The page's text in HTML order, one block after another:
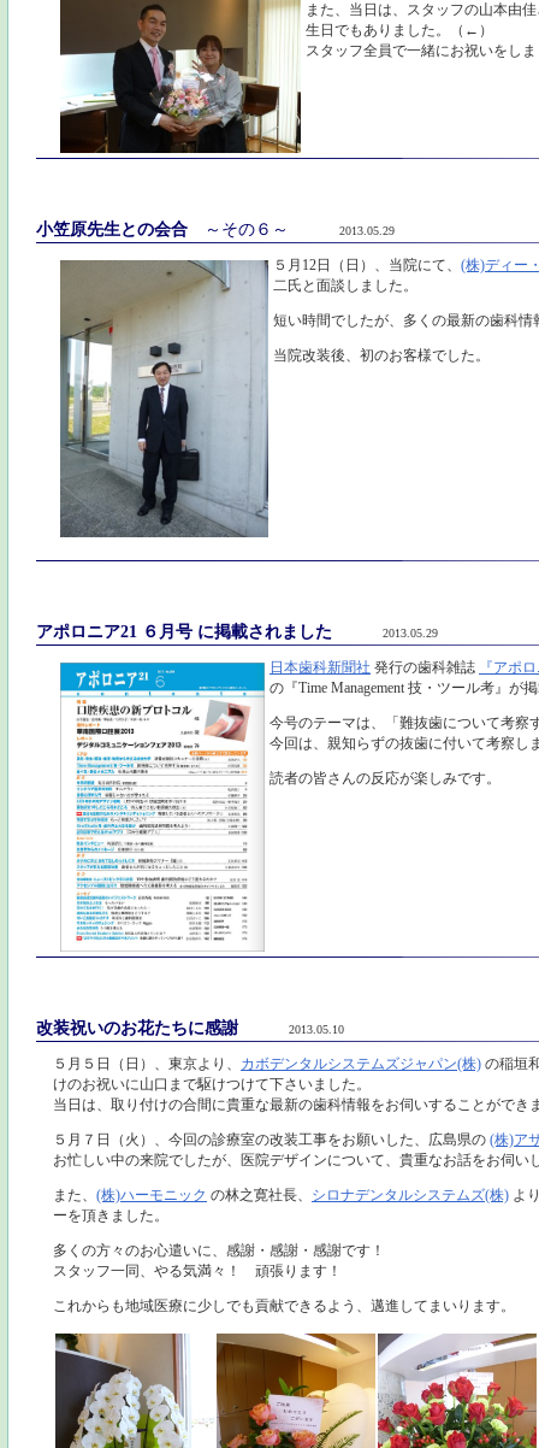
また、当日は、スタッフの山本由
生日でもありました。（←）
スタッフ全員で一緒にお祝いをし
小笠原先生との会合 ～その６～ 2013.05.29
５月12日（日）、当院にて、 (株)ディー
二氏と面談しました。
短い時間でしたが、多くの最新の歯科
当院改装後、初のお客様でした。
アポロニア21 ６月号 に掲載されました 2013.05.29
日本歯科新聞社 発行の歯科雑誌
『アポ
の『Time Management 技・ツール考』が
今号のテーマは、「難抜歯について考察
今回は、親知らずの抜歯に付いて考察し
読者の皆さんの反応が楽しみです。
改装祝いのお花たちに感謝 2013.05.10
５月５日（日）、東京より、 カボデンタルシステムズジャパン(株) の稲垣
けのお祝いに山口まで駆けつけて下さいました。
当日は、取り付けの合間に貴重な最新の歯科情報をお伺いすることができ
５月７日（火）、今回の診療室の改装工事をお願いした、広島県の (株)ア
お忙しい中の来院でしたが、医院デザインについて、貴重なお話をお伺い
また、 (株)ハーモニック の林之寛社長、 シロナデンタルシステムズ(株) よ
ーを頂きました。
多くの方々のお心遣いに、感謝・感謝・感謝です！
スタッフ一同、やる気満々！ 頑張ります！
これからも地域医療に少しでも貢献できるよう、邁進してまいります。